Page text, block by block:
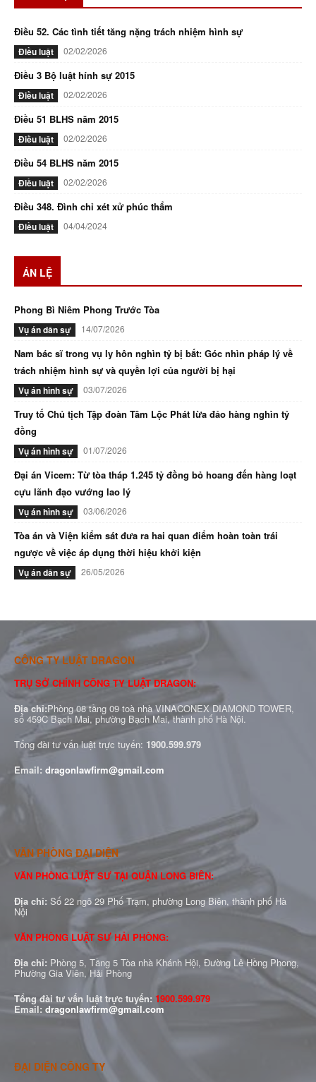
Điều 52. Các tình tiết tăng nặng trách nhiệm hình sự
Điều luật 02/02/2026
Điều 3 Bộ luật hính sự 2015
Điều luật 02/02/2026
Điều 51 BLHS năm 2015
Điều luật 02/02/2026
Điều 54 BLHS năm 2015
Điều luật 02/02/2026
Điều 348. Đình chỉ xét xử phúc thẩm
Điều luật 04/04/2024
ÁN LỆ
Phong Bì Niêm Phong Trước Tòa
Vụ án dân sự 14/07/2026
Nam bác sĩ trong vụ ly hôn nghìn tỷ bị bắt: Góc nhìn pháp lý về
trách nhiệm hình sự và quyền lợi của người bị hại
Vụ án hình sự 03/07/2026
Truy tố Chủ tịch Tập đoàn Tâm Lộc Phát lừa đảo hàng nghìn tỷ
đồng
Vụ án hình sự 01/07/2026
Đại án Vicem: Từ tòa tháp 1.245 tỷ đồng bỏ hoang đến hàng loạt
cựu lãnh đạo vướng lao lý
Vụ án hình sự 03/06/2026
Tòa án và Viện kiểm sát đưa ra hai quan điểm hoàn toàn trái
ngược về việc áp dụng thời hiệu khởi kiện
Vụ án dân sự 26/05/2026
CÔNG TY LUẬT DRAGON
TRỤ SỞ CHÍNH CÔNG TY LUẬT DRAGON:
Địa chỉ:Phòng 08 tầng 09 toà nhà VINACONEX DIAMOND TOWER,
số 459C Bạch Mai, phường Bạch Mai, thành phố Hà Nội.
Tổng đài tư vấn luật trực tuyến: 1900.599.979
Email: dragonlawfirm@gmail.com
VĂN PHÒNG ĐẠI DIỆN
VĂN PHÒNG LUẬT SƯ TẠI QUẬN LONG BIÊN:
Địa chỉ: Số 22 ngõ 29 Phố Trạm, phường Long Biên, thành phố Hà
Nội
VĂN PHÒNG LUẬT SƯ HẢI PHÒNG:
Địa chỉ: Phòng 5, Tầng 5 Tòa nhà Khánh Hội, Đường Lê Hồng Phong,
Phường Gia Viên, Hải Phòng
Tổng đài tư vấn luật trực tuyến: 1900.599.979
Email: dragonlawfirm@gmail.com
ĐẠI DIỆN CÔNG TY